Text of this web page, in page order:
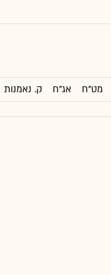
מט"ח אג"ח ק. נאמנות